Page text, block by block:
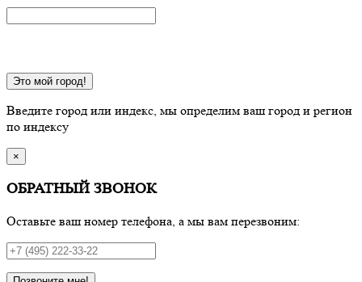
Это мой город!
Введите город или индекс, мы определим ваш город и регион
по индексу
×
ОБРАТНЫЙ ЗВОНОК
Оставьте ваш номер телефона, а мы вам перезвоним: